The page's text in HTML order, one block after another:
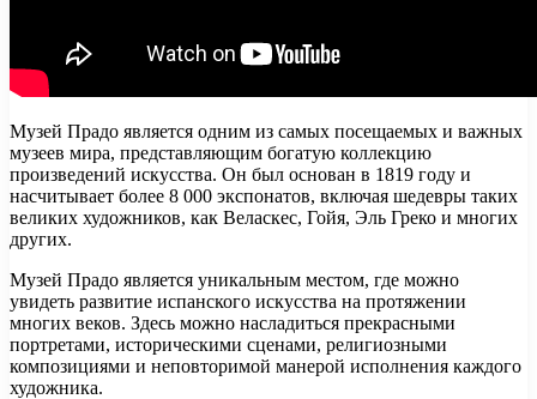
Музей Прадо является одним из самых посещаемых и важных
музеев мира, представляющим богатую коллекцию
произведений искусства. Он был основан в 1819 году и
насчитывает более 8 000 экспонатов, включая шедевры таких
великих художников, как Веласкес, Гойя, Эль Греко и многих
других.
Музей Прадо является уникальным местом, где можно
увидеть развитие испанского искусства на протяжении
многих веков. Здесь можно насладиться прекрасными
портретами, историческими сценами, религиозными
композициями и неповторимой манерой исполнения каждого
художника.